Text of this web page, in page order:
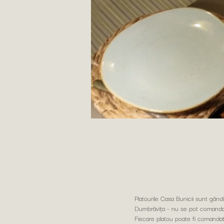
Platourile Casa Bunicii sunt
Dumbrăvița - nu se pot
Fiecare platou poate fi